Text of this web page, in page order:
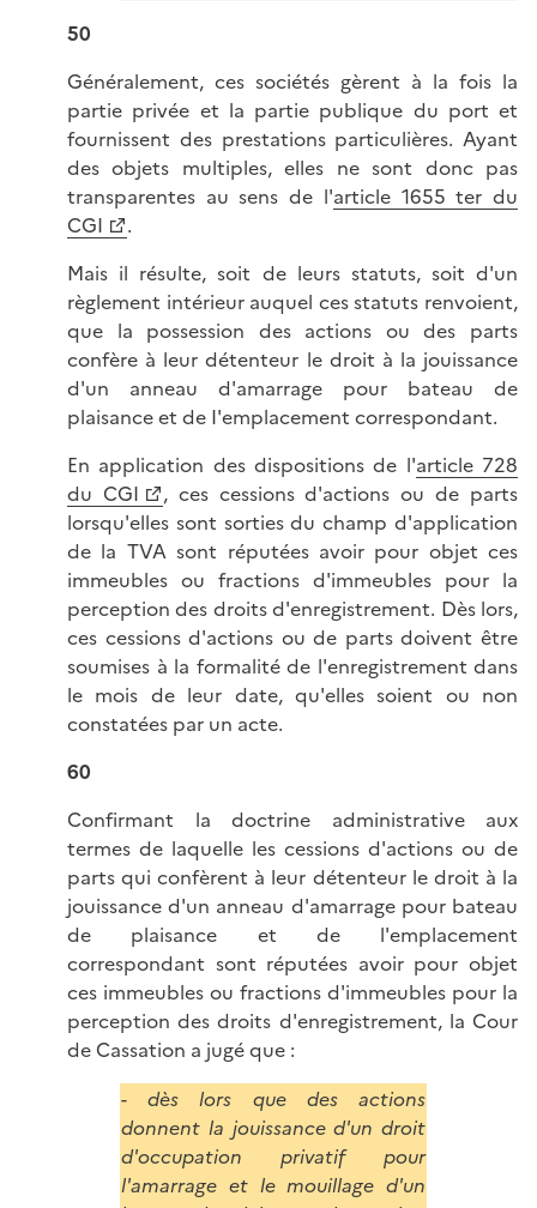
50
Généralement, ces sociétés gèrent à la fois la
partie privée et la partie publique du port et
fournissent des prestations particulières. Ayant
des objets multiples, elles ne sont donc pas
transparentes au sens de l'article 1655 ter du
CGI
.
Mais il résulte, soit de leurs statuts, soit d'un
règlement intérieur auquel ces statuts renvoient,
que la possession des actions ou des parts
confère à leur détenteur le droit à la jouissance
d'un anneau d'amarrage pour bateau de
plaisance et de I'emplacement correspondant.
En application des dispositions de l'article 728
du CGI
, ces cessions d'actions ou de parts
lorsqu'elles sont sorties du champ d'application
de la TVA sont réputées avoir pour objet ces
immeubles ou fractions d'immeubles pour la
perception des droits d'enregistrement. Dès lors,
ces cessions d'actions ou de parts doivent être
soumises à la formalité de l'enregistrement dans
le mois de leur date, qu'elles soient ou non
constatées par un acte.
60
Confirmant la doctrine administrative aux
termes de laquelle les cessions d'actions ou de
parts qui confèrent à leur détenteur le droit à la
jouissance d'un anneau d'amarrage pour bateau
de plaisance et de l'emplacement
correspondant sont réputées avoir pour objet
ces immeubles ou fractions d'immeubles pour la
perception des droits d'enregistrement, la Cour
de Cassation a jugé que :
- dès lors que des actions
donnent la jouissance d'un droit
d'occupation privatif pour
l'amarrage et le mouillage d'un